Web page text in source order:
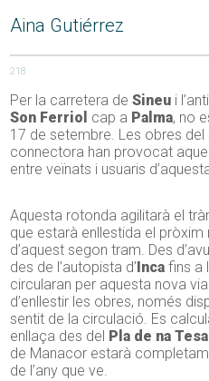
Aina Gutiérrez
218
Per la carretera deSineu i
Son Ferriol cap a Palma, no
17 de setembre. Les obres
connectora han provocat
entre veïnats i usuaris
Aquesta rotonda agilitarà el
que estarà enllestida el pròxim
d’aquest segon tram. Des
des de l’autopista d’ Inca fins a
circularan per aquesta nova
d’enllestir les obres, només
sentit de la circulació. Es
enllaça des del Pla de na Tesa
de Manacor estarà
de l’any que ve.